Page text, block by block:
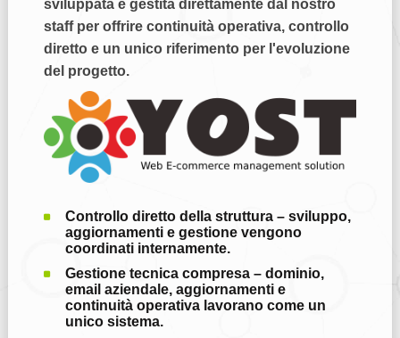
sviluppata e gestita direttamente dal nostro
staff per offrire continuità operativa, controllo
diretto e un unico riferimento per l'evoluzione
del progetto.
Controllo diretto della struttura– sviluppo,
aggiornamenti e gestione vengono
coordinati internamente.
Gestione tecnica compresa– dominio,
email aziendale, aggiornamenti e
continuità operativa lavorano come un
unico sistema.